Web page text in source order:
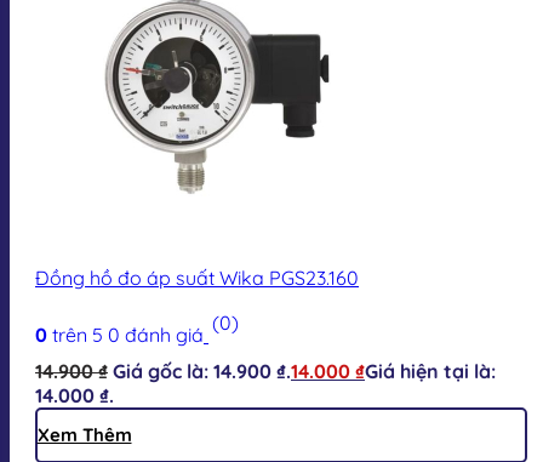
Đồng hồ đo áp suất Wika PGS23.160
0 trên 5 0 đánh giá (0)
14.900₫ Giá gốc là: 14.900 ₫.14.000 ₫Giá hiện tại là:
14.000 ₫.
Xem Thêm